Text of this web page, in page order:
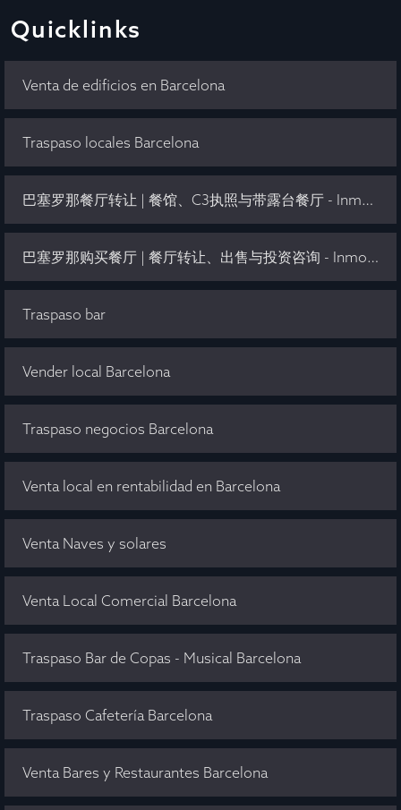
Quicklinks
Venta de edificios en Barcelona
Traspaso locales Barcelona
巴塞罗那餐厅转让 | 餐馆、C3执照与带露台餐厅 - Inmo Olaya
巴塞罗那购买餐厅 | 餐厅转让、出售与投资咨询 - Inmo Olaya
Traspaso bar
Vender local Barcelona
Traspaso negocios Barcelona
Venta local en rentabilidad en Barcelona
Venta Naves y solares
Venta Local Comercial Barcelona
Traspaso Bar de Copas - Musical Barcelona
Traspaso Cafetería Barcelona
Venta Bares y Restaurantes Barcelona